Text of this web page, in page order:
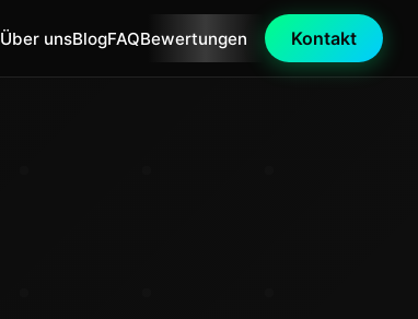
Über unsBlogFAQBewertungen Kontakt